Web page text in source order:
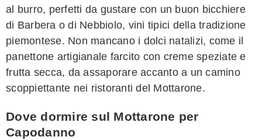
al burro, perfetti da gustare con un buon bicchiere
di Barbera o di Nebbiolo, vini tipici della tradizione
piemontese. Non mancano i dolci natalizi, come il
panettone artigianale farcito con creme speziate e
frutta secca, da assaporare accanto a un camino
scoppiettante nei ristoranti del Mottarone.
Dove dormire sul Mottarone per
Capodanno